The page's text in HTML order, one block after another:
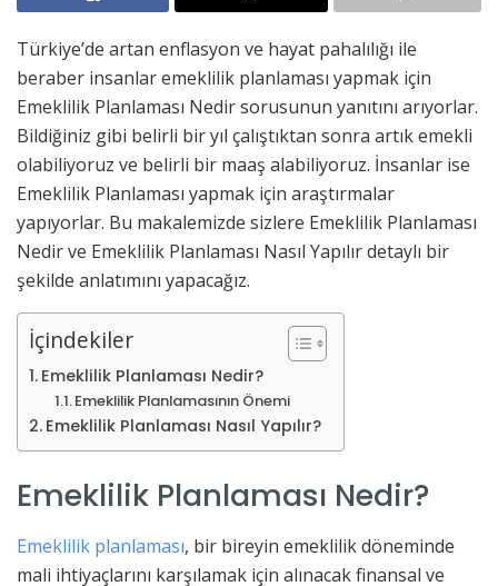
Türkiye’de artan enflasyon ve hayat pahalılığı ile
beraber insanlar emeklilik planlaması yapmak için
Emeklilik Planlaması Nedir sorusunun yanıtını arıyorlar.
Bildiğiniz gibi belirli bir yıl çalıştıktan sonra artık emekli
olabiliyoruz ve belirli bir maaş alabiliyoruz. İnsanlar ise
Emeklilik Planlaması yapmak için araştırmalar
yapıyorlar. Bu makalemizde sizlere Emeklilik Planlaması
Nedir ve Emeklilik Planlaması Nasıl Yapılır detaylı bir
şekilde anlatımını yapacağız.
İçindekiler
Emeklilik Planlaması Nedir?
Emeklilik Planlamasının Önemi
Emeklilik Planlaması Nasıl Yapılır?
Emeklilik Planlaması Nedir?
Emeklilik planlaması, bir bireyin emeklilik döneminde
mali ihtiyaçlarını karşılamak için alınacak finansal ve